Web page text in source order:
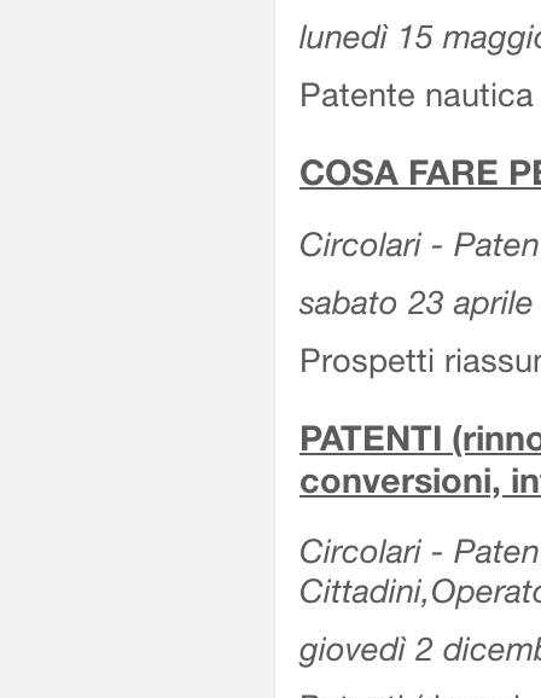
lunedì 15
Patente
COSA FARE
Circolari -
sabato 23
Prospetti
PATENTI
conversioni,
Circolari -
giovedì 2